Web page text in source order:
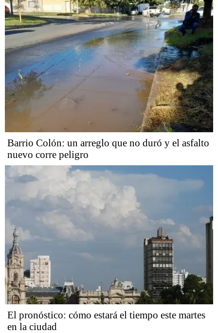
Barrio Colón: un arreglo que no duró y el asfalto
nuevo corre peligro
El pronóstico: cómo estará el tiempo este martes
en la ciudad